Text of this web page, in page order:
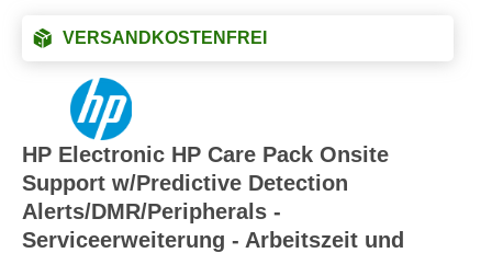
VERSANDKOSTENFREI
HP Electronic HP Care Pack Onsite
Support w/Predictive Detection
Alerts/DMR/Peripherals -
Serviceerweiterung - Arbeitszeit und